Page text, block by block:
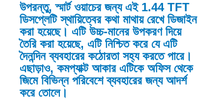
উপরন্তু, স্মার্ট ওয়াচের জন্য এই 1.44 TFT
ডিসপ্লেটি স্থায়িত্বের কথা মাথায় রেখে ডিজাইন
করা হয়েছে। এটি উচ্চ-মানের উপকরণ দিয়ে
তৈরি করা হয়েছে, এটি নিশ্চিত করে যে এটি
দৈনন্দিন ব্যবহারের কঠোরতা সহ্য করতে পারে।
এছাড়াও, কমপ্যাক্ট আকার এটিকে অফিস থেকে
জিমে বিভিন্ন পরিবেশে ব্যবহারের জন্য আদর্শ
করে তোলে।